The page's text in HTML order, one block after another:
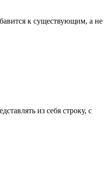
к существующим, а не
из себя строку, с